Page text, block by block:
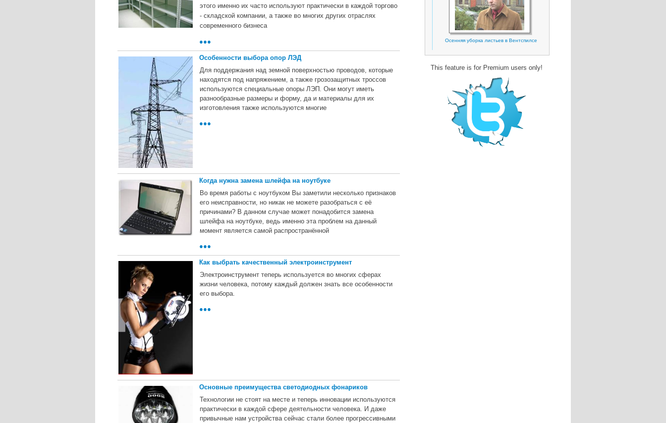
этого именно их часто используют практически в каждой торгово
- складской компании, а также во многих других отраслях
современного бизнеса
●●●
Особенности выбора опор ЛЭД
Для поддержания над земной поверхностью проводов, которые
находятся под напряжением, а также грозозащитных троссов
используются специальные опоры ЛЭП. Они могут иметь
разнообразные размеры и форму, да и материалы для их
изготовления также используются многие
●●●
Когда нужна замена шлейфа на ноутбуке
Во время работы с ноутбуком Вы заметили несколько признаков
его неисправности, но никак не можете разобраться с её
причинами? В данном случае может понадобится замена
шлейфа на ноутбуке, ведь именно эта проблем на данный
момент является самой распространённой
●●●
Как выбрать качественный электроинструмент
Электроинструмент теперь используется во многих сферах
жизни человека, потому каждый должен знать все особенности
его выбора.
●●●
Основные преимущества светодиодных фонариков
Технологии не стоят на месте и теперь инновации используются
практически в каждой сфере деятельности человека. И даже
привычные нам устройства сейчас стали более прогрессивными
Осенняя уборка листьев в Вентспилсе
This feature is for Premium users only!